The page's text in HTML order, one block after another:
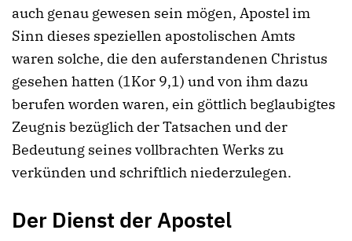
auch genau gewesen sein mögen, Apostel im
Sinn dieses speziellen apostolischen Amts
waren solche, die den auferstandenen Christus
gesehen hatten (1Kor 9,1) und von ihm dazu
berufen worden waren, ein göttlich beglaubigtes
Zeugnis bezüglich der Tatsachen und der
Bedeutung seines vollbrachten Werks zu
verkünden und schriftlich niederzulegen.
Der Dienst der Apostel